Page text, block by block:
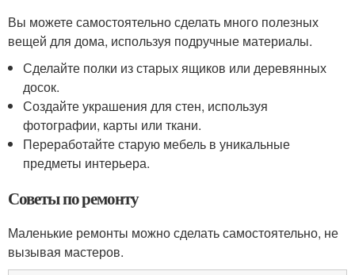
Вы можете самостоятельно сделать много полезных
вещей для дома, используя подручные материалы.
Сделайте полки из старых ящиков или деревянных
досок.
Создайте украшения для стен, используя
фотографии, карты или ткани.
Переработайте старую мебель в уникальные
предметы интерьера.
Советы по ремонту
Маленькие ремонты можно сделать самостоятельно, не
вызывая мастеров.